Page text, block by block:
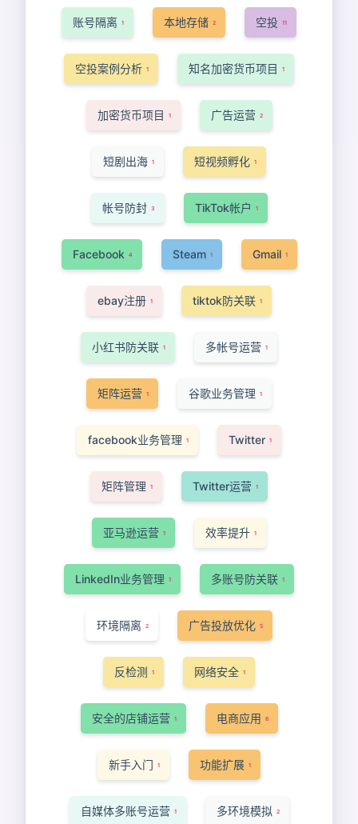
账号隔离 1 本地存储 2 空投 11
空投案例分析 1 知名加密货币项目 1
加密货币项目 1 广告运营 2
短剧出海 1 短视频孵化 1
帐号防封 3 TikTok帐户 1
Facebook 4 Steam 1 Gmail 1
ebay注册 1 tiktok防关联 1
小红书防关联 1 多帐号运营 1
矩阵运营 1 谷歌业务管理 1
facebook业务管理 1 Twitter 1
矩阵管理 1 Twitter运营 1
亚马逊运营 1 效率提升 1
LinkedIn业务管理 1 多账号防关联 1
环境隔离 2 广告投放优化 5
反检测 1 网络安全 1
安全的店铺运营 1 电商应用 6
新手入门 1 功能扩展 1
自媒体多账号运营 1 多环境模拟 2